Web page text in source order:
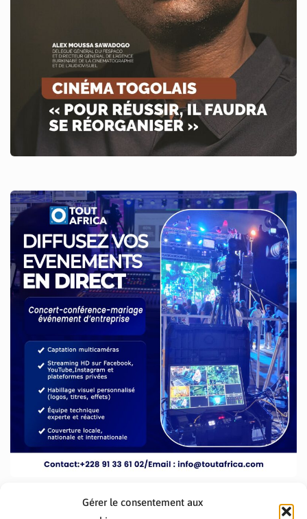
Gérer le consentement aux